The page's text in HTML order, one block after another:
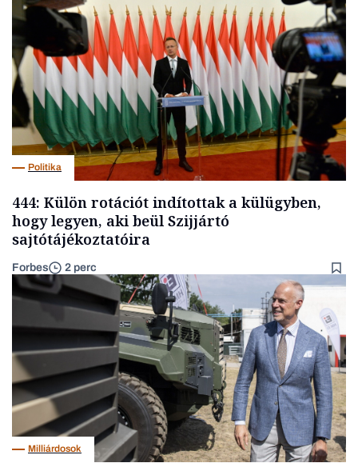
Politika
444: Külön rotációt indítottak a külügyben,
hogy legyen, aki beül Szijjártó
sajtótájékoztatóira
Forbes 2 perc
Milliárdosok